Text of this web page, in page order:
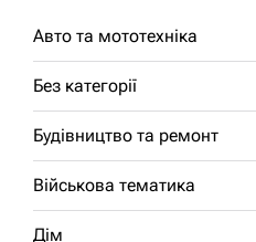
Авто та мототехніка
Без категорії
Будівництво та ремонт
Військова тематика
Дім